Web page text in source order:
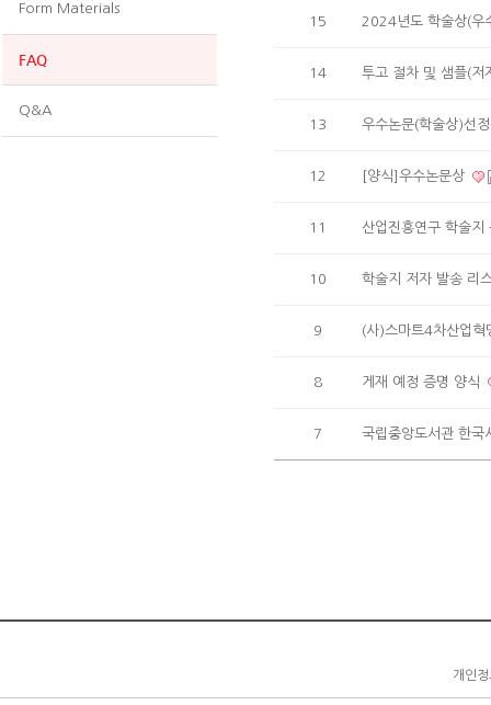
Form Materials
FAQ
Q&A
15 2024년도 학술상(우
14 투고 절차 및 샘플(
13 우수논문(학술상)선
12 [양식]우수논문상
11 산업진흥연구 학술
10 학술지 저자 발송 리
9 (사)스마트4차산업
8 게재 예정 증명 양식
7 국립중앙도서관 한국
개인